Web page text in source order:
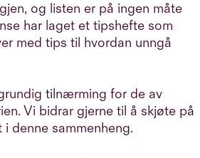
og listen er på ingen måte
har laget et tipshefte som
med tips til hvordan unngå
tilnærming for de av
Vi bidrar gjerne til å skjøte på
denne sammenheng.